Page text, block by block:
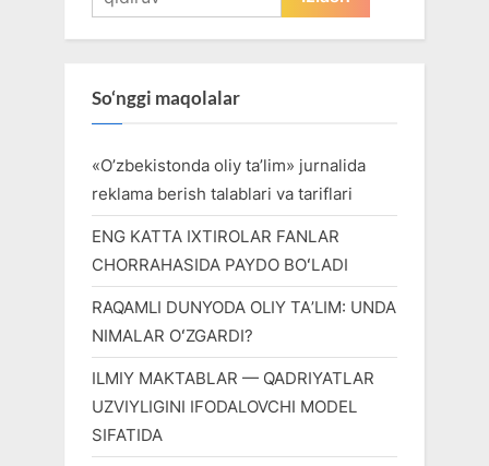
So‘nggi maqolalar
«O’zbekistonda oliy ta’lim» jurnalida
reklama berish talablari va tariflari
ENG KATTA IXTIROLAR FANLAR
CHORRAHASIDA PAYDO BOʻLADI
RAQAMLI DUNYODA OLIY TAʼLIM: UNDA
NIMALAR OʻZGARDI?
ILMIY MAKTABLAR — QADRIYATLAR
UZVIYLIGINI IFODALOVCHI MODEL
SIFATIDA